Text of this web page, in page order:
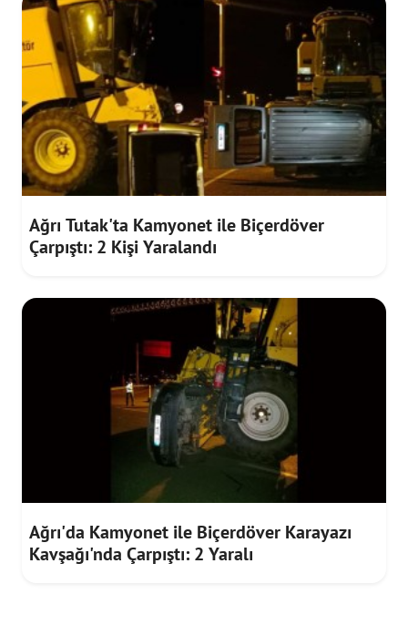
Ağrı Tutak'ta Kamyonet ile Biçerdöver
Çarpıştı: 2 Kişi Yaralandı
Ağrı'da Kamyonet ile Biçerdöver Karayazı
Kavşağı'nda Çarpıştı: 2 Yaralı